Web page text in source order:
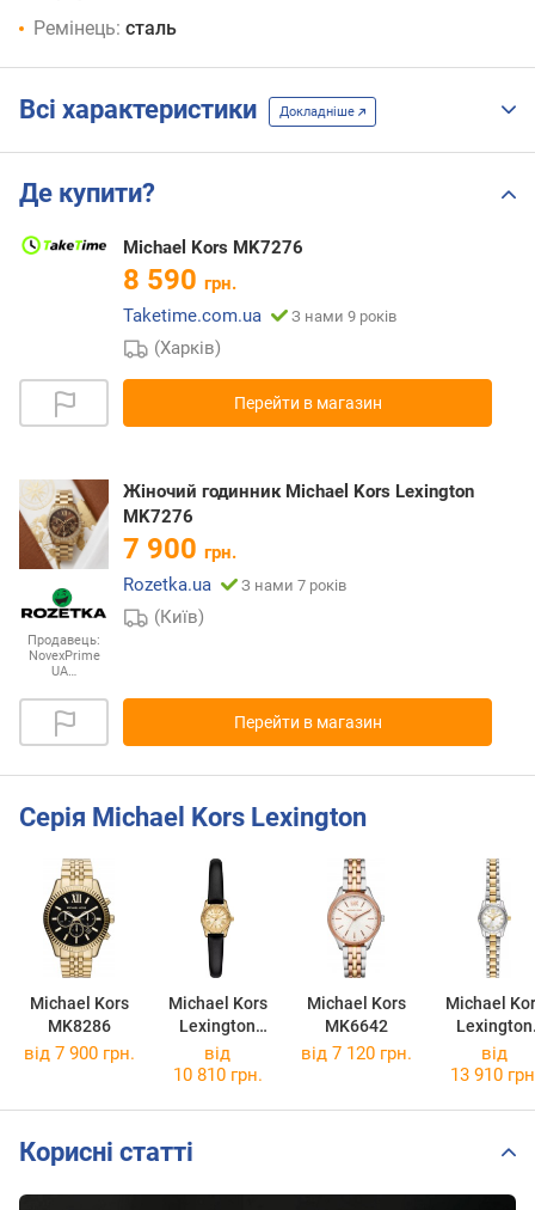
Ремінець: сталь
Всі характеристики Докладніше
Де купити?
Michael Kors MK7276
8 590 грн.
Taketime.com.ua
З нами 9 років
(Харків)
Перейти в магазин
Продавець:
NovexPrime
UA…
Жіночий годинник Michael Kors Lexington
MK7276
7 900 грн.
Rozetka.ua
З нами 7 років
(Київ)
Перейти в магазин
Серія Michael Kors Lexington
Michael Kors
MK8286
Michael Kors
Lexington
MK4901
Michael Kors
MK6642
Michael
Lexington
MK4903
від 7 900 грн.
від
10 810 грн.
від 7 120 грн.
від
13 910
Корисні статті